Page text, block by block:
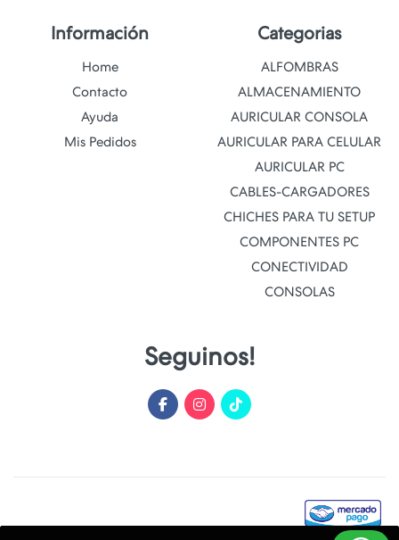
Información
Home
Contacto
Ayuda
Mis Pedidos
Categorias
ALFOMBRAS
ALMACENAMIENTO
AURICULAR CONSOLA
AURICULAR PARA CELULAR
AURICULAR PC
CABLES-CARGADORES
CHICHES PARA TU SETUP
COMPONENTES PC
CONECTIVIDAD
CONSOLAS
Seguinos!